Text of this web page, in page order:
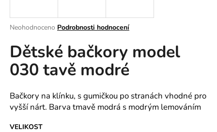
Průměrné
produktu
je
0,0
z
hvězdiček.
Neohodnoceno Podrobnosti hodnocení
Dětské bačkory model
030 tavě modré
Bačkory na klínku, s gumičkou po stranách vhodné pro
vyšší nárt. Barva tmavě modrá s modrým lemováním
VELIKOST
j
t
?
HLEDAT